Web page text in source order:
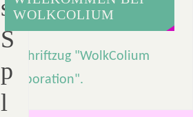
s
S
p
l
WOLKCOLIUM